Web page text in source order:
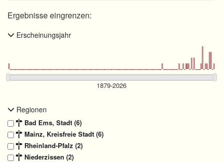
Ergebnisse eingrenzen:
Erscheinungsjahr
Regionen
Bad Ems, Stadt (6)
Mainz, Kreisfreie Stadt (6)
Rheinland-Pfalz (2)
Niederzissen (2)